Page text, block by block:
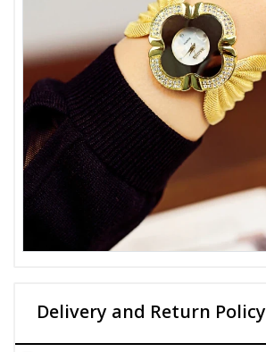
Delivery and Return Policy